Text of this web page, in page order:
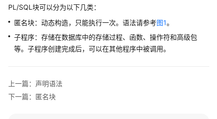
式
10.x）
开
南
布
PL/SQL块可以分为以下几类：
匿名块：动态构造，只能执行一次。语法请参考图1。
子程序：存储在数据库中的存储过程、函数、操作符和高级包
等。子程序创建完成后，可以在其他程序中被调用。
上一篇：声明语法
下一篇：匿名块